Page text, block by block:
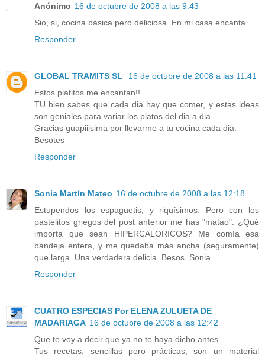
Anónimo 16 de octubre de 2008 a las 9:43
Sio, si, cocina básica pero deliciosa. En mi casa encanta.
Responder
GLOBAL TRAMITS SL
16 de octubre de 2008 a las 11:41
Estos platitos me encantan!!
TU bien sabes que cada dia hay que comer, y estas ideas
son geniales para variar los platos del dia a dia.
Gracias guapiiisima por llevarme a tu cocina cada dia.
Besotes
Responder
Sonia Martín Mateo 16 de octubre de 2008 a las 12:18
Estupendos los espaguetis, y riquísimos. Pero con los
pastelitos griegos del post anterior me has "matao". ¿Qué
importa que sean HIPERCALORICOS? Me comía esa
bandeja entera, y me quedaba más ancha (seguramente)
que larga. Una verdadera delicia. Besos. Sonia
Responder
CUATRO ESPECIAS Por ELENA ZULUETA DE
MADARIAGA 16 de octubre de 2008 a las 12:42
Que te voy a decir que ya no te haya dicho antes.
Tus recetas, sencillas pero prácticas, son un material